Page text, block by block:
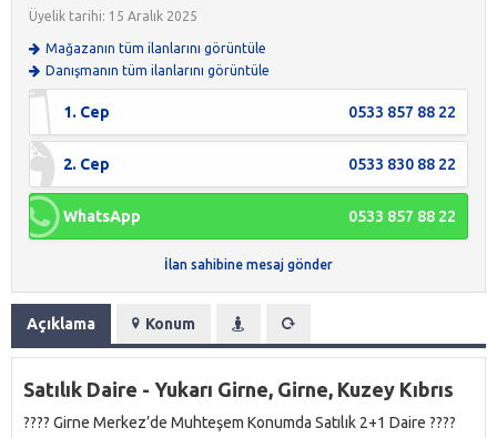
Üyelik tarihi: 15 Aralık 2025
Mağazanın tüm ilanlarını görüntüle
Danışmanın tüm ilanlarını görüntüle
1. Cep 0533 857 88 22
2. Cep 0533 830 88 22
WhatsApp 0533 857 88 22
İlan sahibine mesaj gönder
Açıklama Konum
Satılık Daire - Yukarı Girne, Girne, Kuzey Kıbrıs
???? Girne Merkez’de Muhteşem Konumda Satılık 2+1 Daire ????